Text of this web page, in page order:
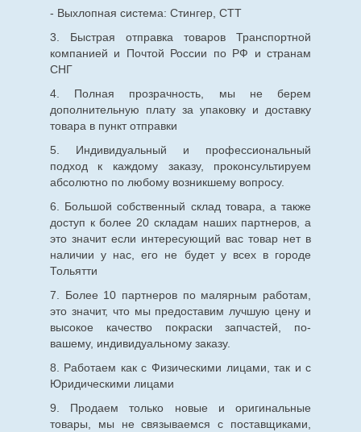
- Выхлопная система: Стингер, СТТ
3. Быстрая отправка товаров Транспортной
компанией и Почтой России по РФ и странам
СНГ
4. Полная прозрачность, мы не берем
дополнительную плату за упаковку и доставку
товара в пункт отправки
5. Индивидуальный и профессиональный
подход к каждому заказу, проконсультируем
абсолютно по любому возникшему вопросу.
6. Большой собственный склад товара, а также
доступ к более 20 складам наших партнеров, а
это значит если интересующий вас товар нет в
наличии у нас, его не будет у всех в городе
Тольятти
7. Более 10 партнеров по малярным работам,
это значит, что мы предоставим лучшую цену и
высокое качество покраски запчастей, по-
вашему, индивидуальному заказу.
8. Работаем как с Физическими лицами, так и с
Юридическими лицами
9. Продаем только новые и оригинальные
товары, мы не связываемся с поставщиками,